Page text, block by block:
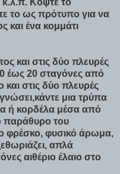
το ως πρότυπο για να
και ένα κομμάτι
και στις δύο πλευρές
έως 20 σταγόνες από
και στις δύο πλευρές
μια τρύπα
ή κορδέλα μέσα από
παράθυρο του
φρέσκο, φυσικό άρωμα,
απλά
αιθέριο έλαιο στο